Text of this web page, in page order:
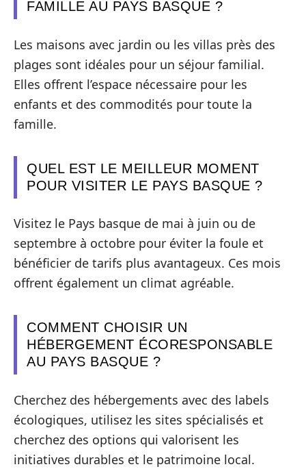
FAMILLE AU PAYS BASQUE ?
Les maisons avec jardin ou les villas près des
plages sont idéales pour un séjour familial.
Elles offrent l’espace nécessaire pour les
enfants et des commodités pour toute la
famille.
QUEL EST LE MEILLEUR MOMENT
POUR VISITER LE PAYS BASQUE ?
Visitez le Pays basque de mai à juin ou de
septembre à octobre pour éviter la foule et
bénéficier de tarifs plus avantageux. Ces mois
offrent également un climat agréable.
COMMENT CHOISIR UN
HÉBERGEMENT ÉCORESPONSABLE
AU PAYS BASQUE ?
Cherchez des hébergements avec des labels
écologiques, utilisez les sites spécialisés et
cherchez des options qui valorisent les
initiatives durables et le patrimoine local.